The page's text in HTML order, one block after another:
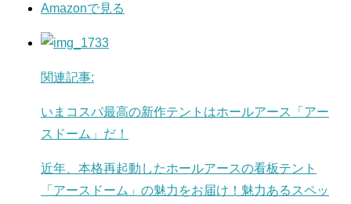
Amazonで見る
関連記事:
いまコスパ最高の新作テントはホールアース「アー
スドーム」だ！
近年、本格再起動したホールアースの看板テント
「アースドーム」の魅力をお届け！魅力あるスペッ